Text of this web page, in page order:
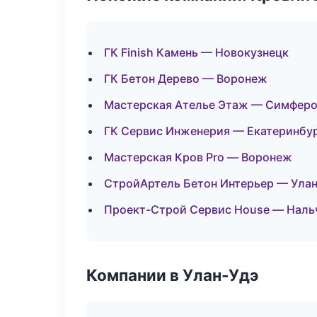
ГК Finish Камень — Новокузнецк
ГК Бетон Дерево — Воронеж
Мастерская Ателье Этаж —
ГК Сервис Инженерия —
Мастерская Кров Pro — Воронеж
СтройАртель Бетон Интерьер —
Проект-Строй Сервис House —
Компании в Улан-Удэ